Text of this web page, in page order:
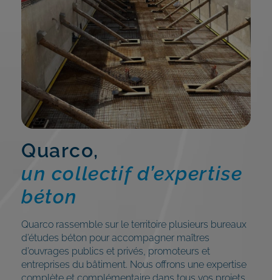
Quarco,
un collectif d’expertise
béton
Quarco rassemble sur le territoire plusieurs bureaux
d’études béton pour accompagner maîtres
d’ouvrages publics et privés, promoteurs et
entreprises du bâtiment. Nous offrons une expertise
complète et complémentaire dans tous vos projets